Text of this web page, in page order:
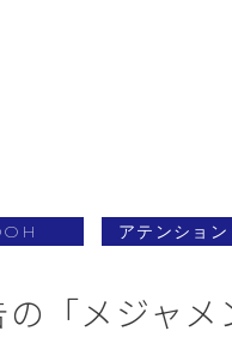
アテンション
「メジャメ